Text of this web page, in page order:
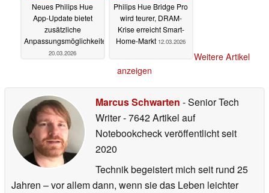
Neues Philips Hue
App-Update bietet
zusätzliche
Anpassungsmöglichkeiten
20.03.2026
Philips Hue Bridge Pro
wird teurer, DRAM-
Krise erreicht Smart-
Home-Markt 12.03.2026
Weitere Artikel
anzeigen
Marcus Schwarten - Senior Tech
Writer- 7642 Artikel auf
Notebookcheck veröffentlichtseit
2020
Technik begeistert mich seit rund 25
Jahren – vor allem dann, wenn sie das Leben leichter